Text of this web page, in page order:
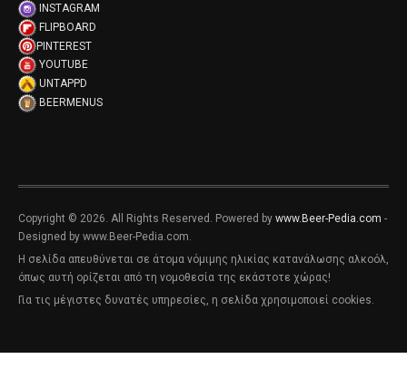
INSTAGRAM
FLIPBOARD
PINTEREST
YOUTUBE
UNTAPPD
BEERMENUS
Copyright © 2026. All Rights Reserved. Powered by www.Beer-Pedia.com -
Designed by www.Beer-Pedia.com.
Η σελίδα απευθύνεται σε άτομα νόμιμης ηλικίας κατανάλωσης αλκοόλ,
όπως αυτή ορίζεται από τη νομοθεσία της εκάστοτε χώρας!
Για τις μέγιστες δυνατές υπηρεσίες, η σελίδα χρησιμοποιεί cookies.